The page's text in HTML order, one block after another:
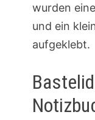
wurden
und ein
aufgeklebt.